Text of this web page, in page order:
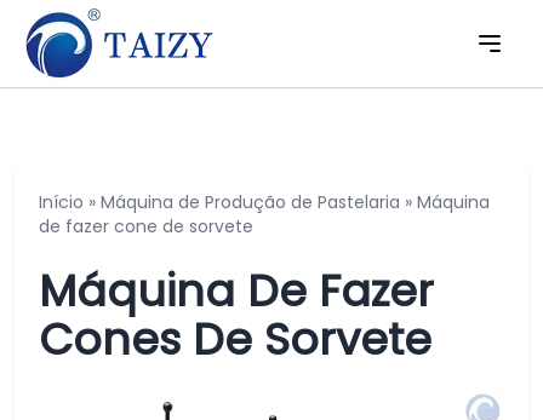
Início » Máquina de Produção de Pastelaria » Máquina
de fazer cone de sorvete
Máquina De Fazer
Cones De Sorvete